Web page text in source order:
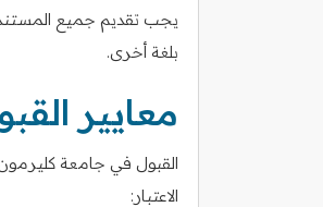
يجب تقديم جميع
بلغة أخرى.
معايير
القبول في جامعة
الاعتبار: